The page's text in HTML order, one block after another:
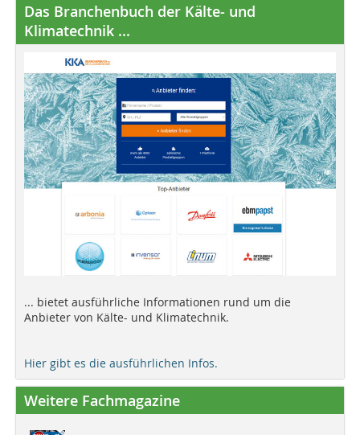
Das Branchenbuch der Kälte- und
Klimatechnik ...
... bietet ausführliche Informationen rund um die
Anbieter von Kälte- und Klimatechnik.
Hier gibt es die ausführlichen Infos.
Weitere Fachmagazine